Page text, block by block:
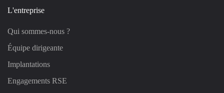
L'entreprise
Qui sommes-nous ?
Équipe dirigeante
Implantations
Engagements RSE